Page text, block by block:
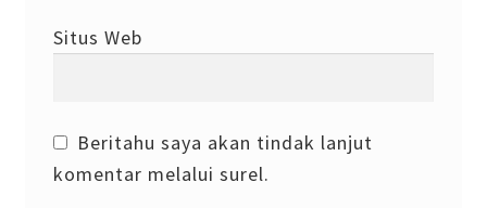
Situs Web
Beritahu saya akan tindak lanjut
komentar melalui surel.